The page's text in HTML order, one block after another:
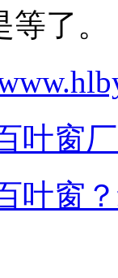
了。
叶窗
叶窗